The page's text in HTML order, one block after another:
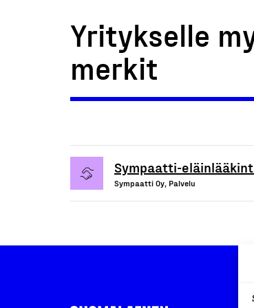
Yritykselle
merkit
Sympaatti-
Sympaatti Oy, Palvelu